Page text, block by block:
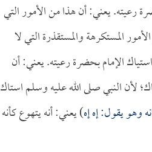
رعيته. يعني: أن هذا من الأمور التي
المستكرهة والمستقذرة التي لا
الإمام بحضرة رعيته. يعني: أن
لأن النبي صلى الله عليه وسلم استاك
وهو يقول: إه إه) يعني: أنه يتهوع كأنه